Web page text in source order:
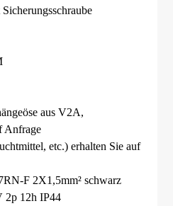
aus V2A,
Anfrage
etc.) erhalten Sie auf
F 2X1,5mm² schwarz
2p 12h IP44